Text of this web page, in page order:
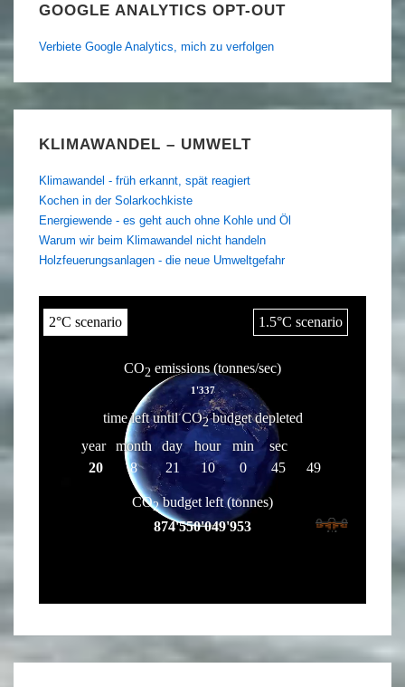
GOOGLE ANALYTICS OPT-OUT
Verbiete Google Analytics, mich zu verfolgen
KLIMAWANDEL – UMWELT
Klimawandel - früh erkannt, spät reagiert
Kochen in der Solarkochkiste
Energiewende - es geht auch ohne Kohle und Öl
Warum wir beim Klimawandel nicht handeln
Holzfeuerungsanlagen - die neue Umweltgefahr